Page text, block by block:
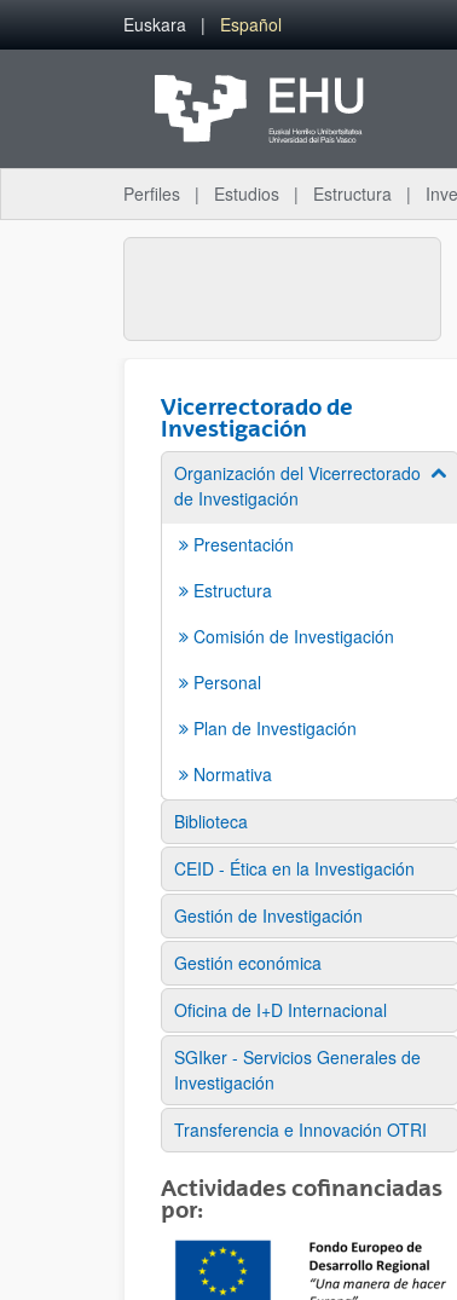
Saltar al contenido principal
Euskara Español
Perfiles Estudios Estructura
Vicerrectorado de
Investigación
Organización del Vicerrectorado
de Investigación
Presentación
Estructura
Comisión de Investigación
Personal
Plan de Investigación
Normativa
Biblioteca
CEID - Ética en la Investigación
Gestión de Investigación
Gestión económica
Oficina de I+D Internacional
SGIker - Servicios Generales de
Investigación
Transferencia e Innovación OTRI
Actividades cofinanciadas
por: